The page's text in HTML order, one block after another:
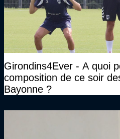
Girondins4Ever - A quoi
composition de ce soir
Bayonne ?